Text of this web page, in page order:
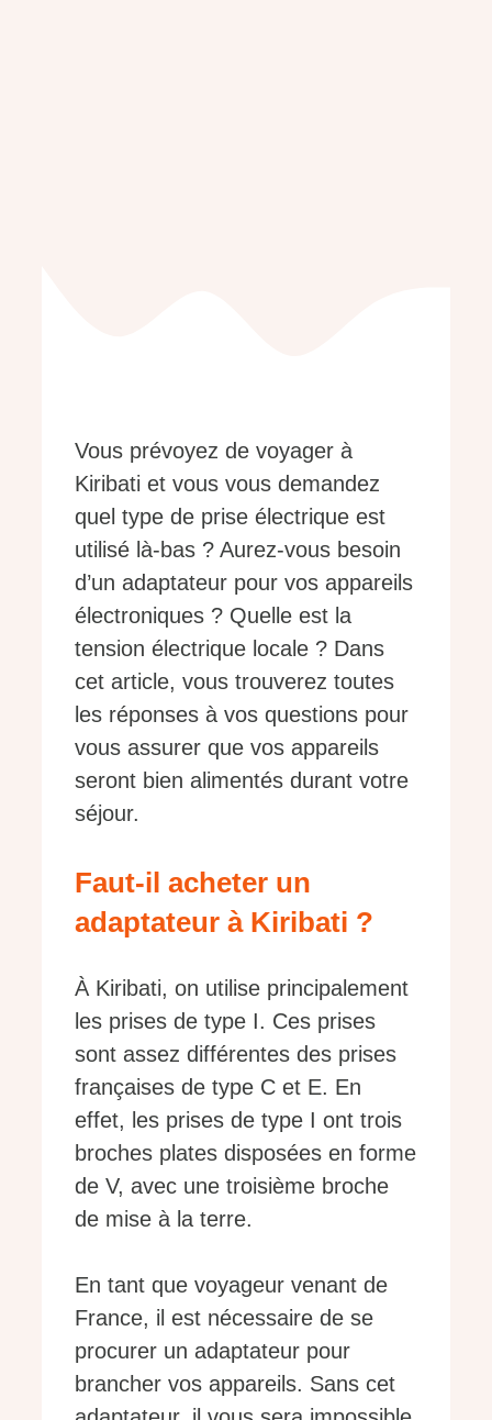
Vous prévoyez de voyager à
Kiribati et vous vous demandez
quel type de prise électrique est
utilisé là-bas ? Aurez-vous besoin
d’un adaptateur pour vos appareils
électroniques ? Quelle est la
tension électrique locale ? Dans
cet article, vous trouverez toutes
les réponses à vos questions pour
vous assurer que vos appareils
seront bien alimentés durant votre
séjour.
Faut-il acheter un
adaptateur à Kiribati ?
À Kiribati, on utilise principalement
les prises de type I. Ces prises
sont assez différentes des prises
françaises de type C et E. En
effet, les prises de type I ont trois
broches plates disposées en forme
de V, avec une troisième broche
de mise à la terre.
En tant que voyageur venant de
France, il est nécessaire de se
procurer un adaptateur pour
brancher vos appareils. Sans cet